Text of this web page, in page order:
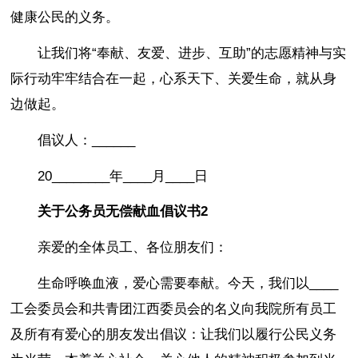
健康公民的义务。
让我们将“奉献、友爱、进步、互助”的志愿精神与实
际行动牢牢结合在一起，心系天下、关爱生命，就从身
边做起。
倡议人：______
20________年____月____日
关于公务员无偿献血倡议书2
亲爱的全体员工、各位朋友们：
生命呼唤血液，爱心需要奉献。今天，我们以____
工会委员会和共青团江西委员会的名义向我院所有员工
及所有有爱心的朋友发出倡议：让我们以履行公民义务